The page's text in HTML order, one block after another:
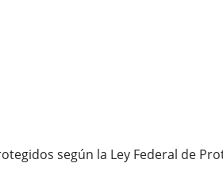
según la Ley Federal de